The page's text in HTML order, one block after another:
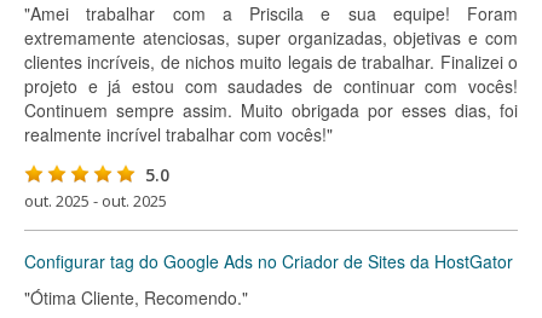
"Amei trabalhar com a Priscila e sua equipe! Foram
extremamente atenciosas, super organizadas, objetivas e com
clientes incríveis, de nichos muito legais de trabalhar. Finalizei o
projeto e já estou com saudades de continuar com vocês!
Continuem sempre assim. Muito obrigada por esses dias, foi
realmente incrível trabalhar com vocês!"
5.0
out. 2025 - out. 2025
Configurar tag do Google Ads no Criador de Sites da HostGator
"Ótima Cliente, Recomendo."